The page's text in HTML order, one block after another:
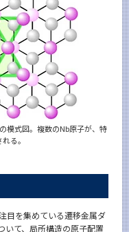
模式図。複数のNb原子が、特
る。
目を集めている遷移金属ダ
いて、局所構造の原子配置